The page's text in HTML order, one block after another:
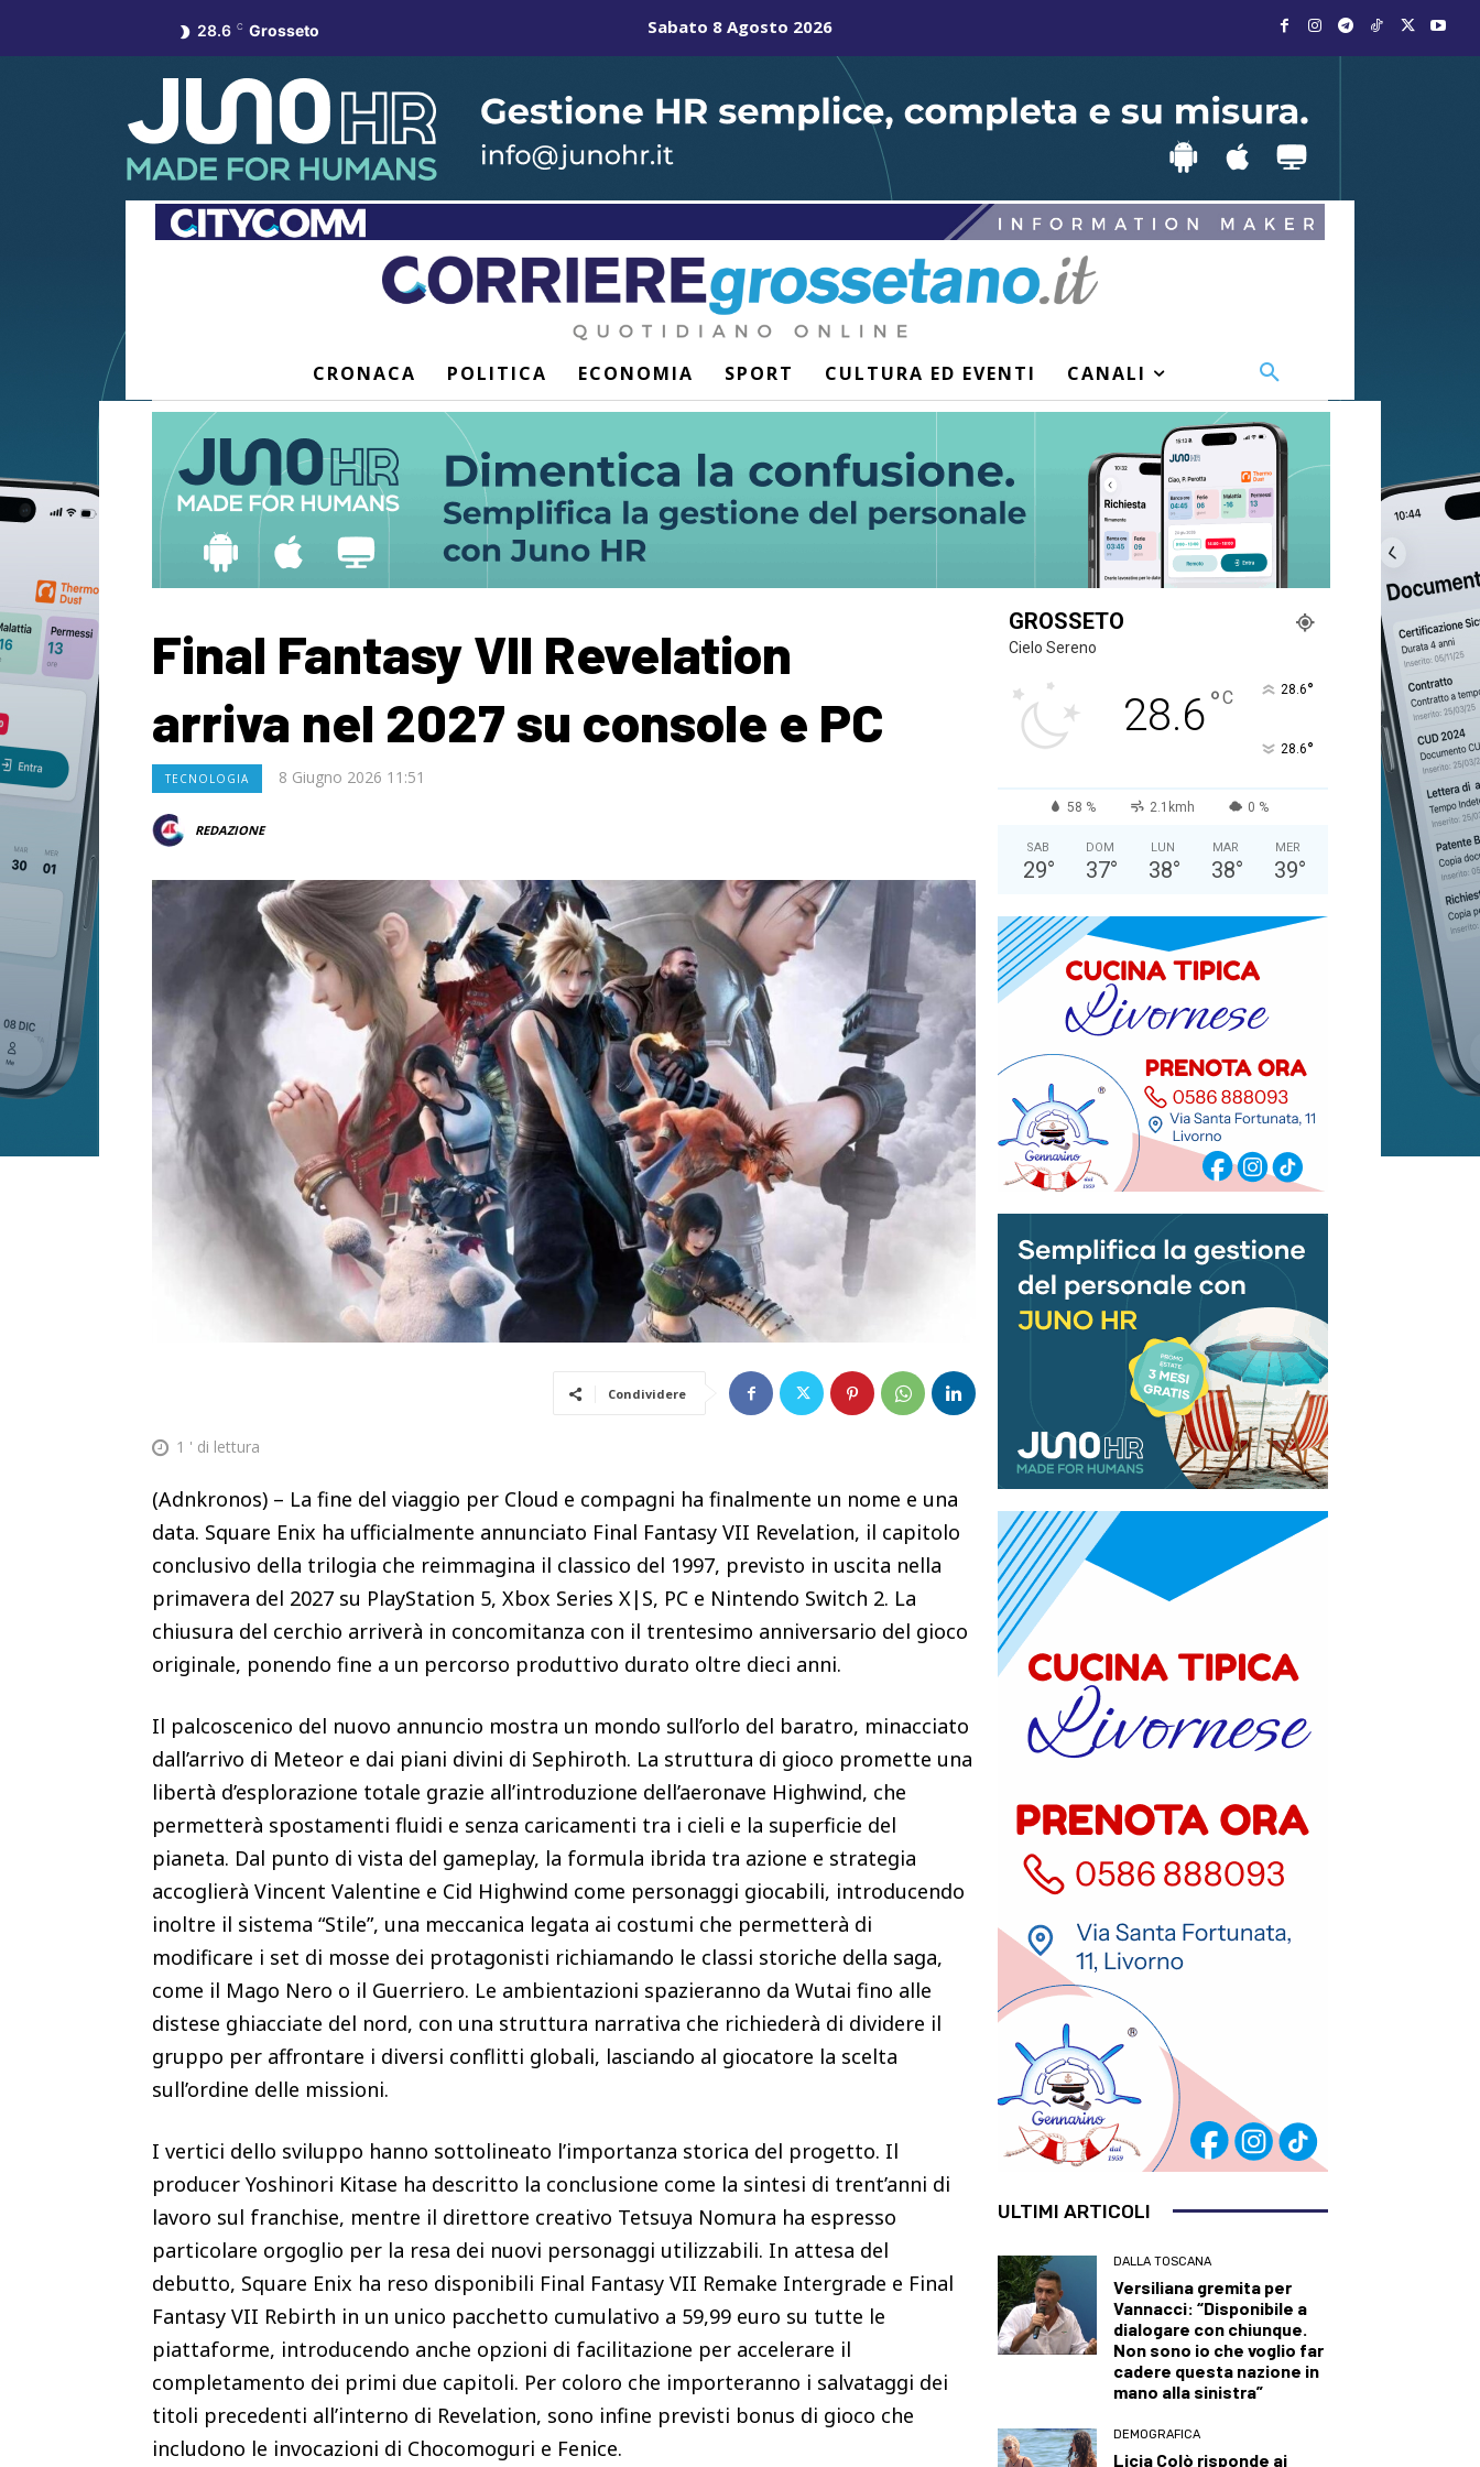
28.6 C Grosseto Sabato 8 Agosto 2026
CRONACA POLITICA ECONOMIA SPORT CULTURA ED EVENTI CANALI
Final Fantasy VII Revelation
arriva nel 2027 su console e PC
TECNOLOGIA 8 Giugno 2026 11:51
REDAZIONE
Condividere
1 ' di lettura
(Adnkronos) – La fine del viaggio per Cloud e compagni ha finalmente un nome e una
data. Square Enix ha ufficialmente annunciato Final Fantasy VII Revelation, il capitolo
conclusivo della trilogia che reimmagina il classico del 1997, previsto in uscita nella
primavera del 2027 su PlayStation 5, Xbox Series X|S, PC e Nintendo Switch 2. La
chiusura del cerchio arriverà in concomitanza con il trentesimo anniversario del gioco
originale, ponendo fine a un percorso produttivo durato oltre dieci anni.
Il palcoscenico del nuovo annuncio mostra un mondo sull’orlo del baratro, minacciato
dall’arrivo di Meteor e dai piani divini di Sephiroth. La struttura di gioco promette una
libertà d’esplorazione totale grazie all’introduzione dell’aeronave Highwind, che
permetterà spostamenti fluidi e senza caricamenti tra i cieli e la superficie del
pianeta. Dal punto di vista del gameplay, la formula ibrida tra azione e strategia
accoglierà Vincent Valentine e Cid Highwind come personaggi giocabili, introducendo
inoltre il sistema “Stile”, una meccanica legata ai costumi che permetterà di
modificare i set di mosse dei protagonisti richiamando le classi storiche della saga,
come il Mago Nero o il Guerriero. Le ambientazioni spazieranno da Wutai fino alle
distese ghiacciate del nord, con una struttura narrativa che richiederà di dividere il
gruppo per affrontare i diversi conflitti globali, lasciando al giocatore la scelta
sull’ordine delle missioni.
I vertici dello sviluppo hanno sottolineato l’importanza storica del progetto. Il
producer Yoshinori Kitase ha descritto la conclusione come la sintesi di trent’anni di
lavoro sul franchise, mentre il direttore creativo Tetsuya Nomura ha espresso
particolare orgoglio per la resa dei nuovi personaggi utilizzabili. In attesa del
debutto, Square Enix ha reso disponibili Final Fantasy VII Remake Intergrade e Final
Fantasy VII Rebirth in un unico pacchetto cumulativo a 59,99 euro su tutte le
piattaforme, introducendo anche opzioni di facilitazione per accelerare il
completamento dei primi due capitoli. Per coloro che importeranno i salvataggi dei
titoli precedenti all’interno di Revelation, sono infine previsti bonus di gioco che
includono le invocazioni di Chocomoguri e Fenice.
GROSSETO
Cielo Sereno
28.6°C 28.6°
28.6°
58 % 2.1kmh 0 %
SAB
29°
DOM
37°
LUN
38°
MAR
38°
MER
39°
ULTIMI ARTICOLI
DALLA TOSCANA
Versiliana gremita per
Vannacci: “Disponibile a
dialogare con chiunque.
Non sono io che voglio far
cadere questa nazione in
mano alla sinistra”
DEMOGRAFICA
Licia Colò risponde ai